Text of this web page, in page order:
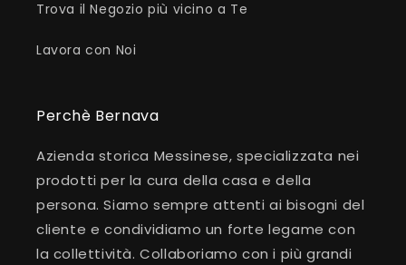
Trova il Negozio più vicino a Te
Lavora con Noi
Perchè Bernava
Azienda storica Messinese, specializzata nei
prodotti per la cura della casa e della
persona. Siamo sempre attenti ai bisogni del
cliente e condividiamo un forte legame con
la collettività. Collaboriamo con i più grandi